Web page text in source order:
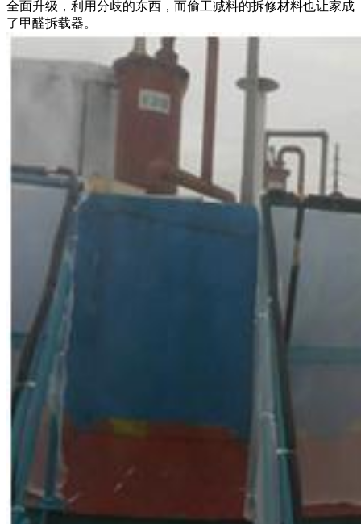
全面升级，利用分歧的东西，而偷工减料的拆修材料也让家成
了甲醛拆载器。